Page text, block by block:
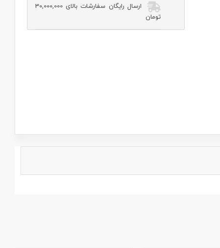
ارسال رایگان سفارشات بالای 30,000,000
تومان